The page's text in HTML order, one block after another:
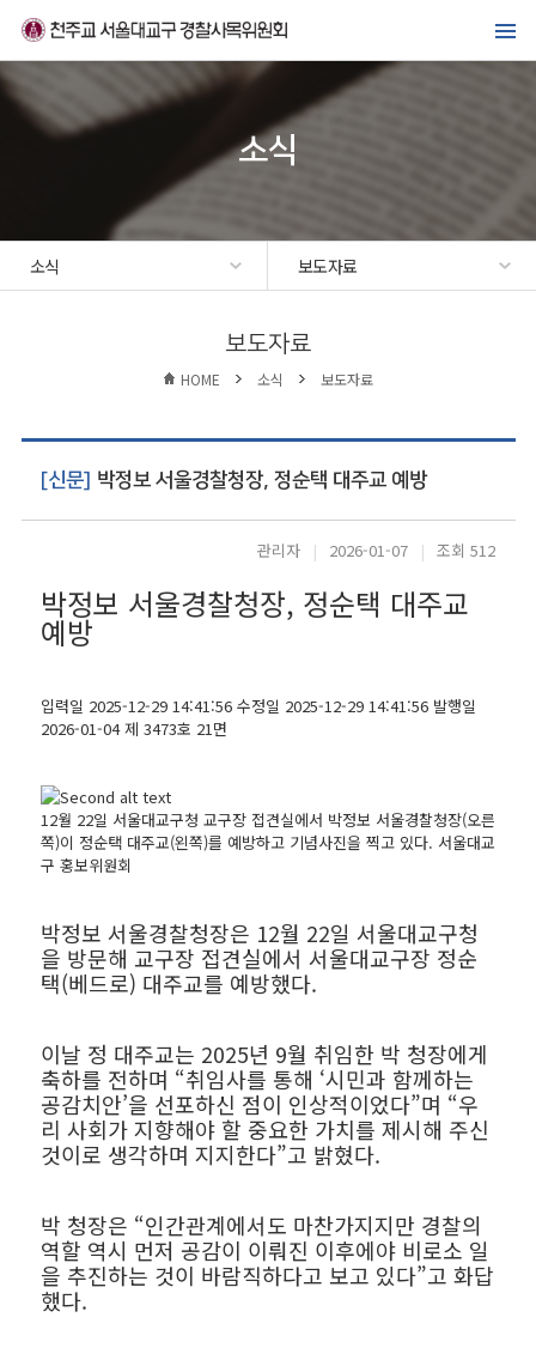
메뉴바로가기
본문바로가기
경찰복지사업
선교·교육센터
소식
소식
소식 보도자료
보도자료
HOME 소식 보도자료
[신문] 박정보 서울경찰청장, 정순택 대주교 예방
관리자 | 2026-01-07 | 조회 512
박정보 서울경찰청장, 정순택 대주교
예방
입력일 2025-12-29 14:41:56 수정일 2025-12-29 14:41:56 발행일
2026-01-04 제 3473호 21면
12월 22일 서울대교구청 교구장 접견실에서 박정보 서울경찰청장(오른
쪽)이 정순택 대주교(왼쪽)를 예방하고 기념사진을 찍고 있다. 서울대교
구 홍보위원회
박정보 서울경찰청장은 12월 22일 서울대교구청
을 방문해 교구장 접견실에서 서울대교구장 정순
택(베드로) 대주교를 예방했다.
이날 정 대주교는 2025년 9월 취임한 박 청장에게
축하를 전하며 “취임사를 통해 ‘시민과 함께하는
공감치안’을 선포하신 점이 인상적이었다”며 “우
리 사회가 지향해야 할 중요한 가치를 제시해 주신
것이로 생각하며 지지한다”고 밝혔다.
박 청장은 “인간관계에서도 마찬가지지만 경찰의
역할 역시 먼저 공감이 이뤄진 이후에야 비로소 일
을 추진하는 것이 바람직하다고 보고 있다”고 화답
했다.